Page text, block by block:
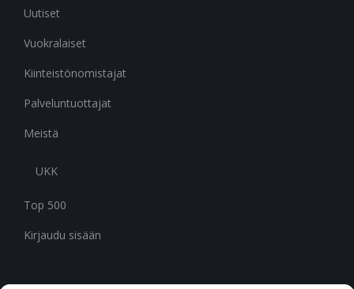
Uutiset
Vuokralaiset
Kiinteistönomistajat
Palveluntuottajat
Meistä
UKK
Top 500
Kirjaudu sisään